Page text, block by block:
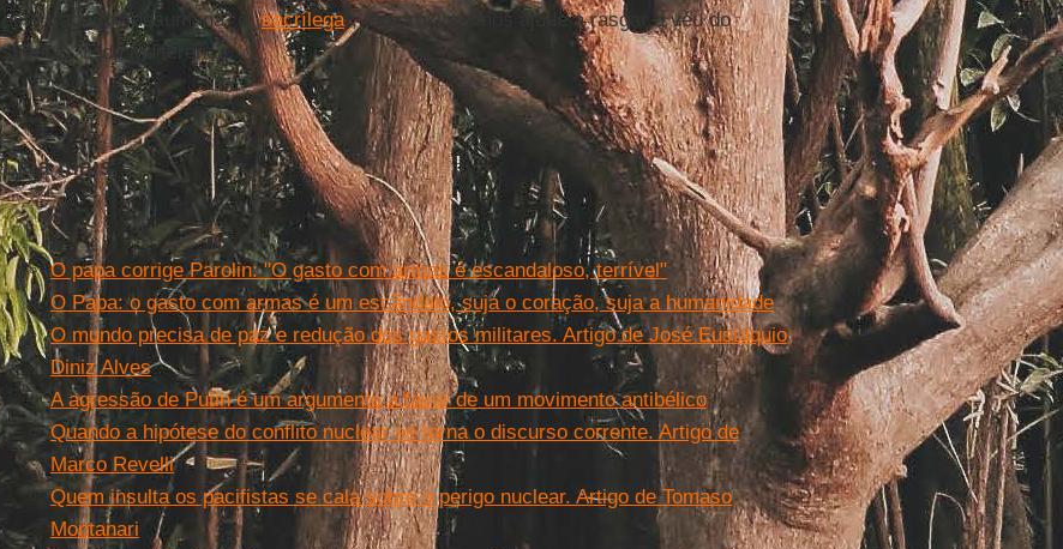
esta tragédia "desumana" e "sacrílega", tão próxima, nos ajude a rasgar o véu do
silêncio. E da indiferença.
Leia mais
O papa corrige Parolin: "O gasto com armas é escandaloso, terrível"
O Papa: o gasto com armas é um escândalo, suja o coração, suja a humanidade
O mundo precisa de paz e redução dos gastos militares. Artigo de José Eustáquio
Diniz Alves
A agressão de Putin é um argumento a favor de um movimento antibélico
Quando a hipótese do conflito nuclear se torna o discurso corrente. Artigo de
Marco Revelli
Quem insulta os pacifistas se cala sobre o perigo nuclear. Artigo de Tomaso
Montanari